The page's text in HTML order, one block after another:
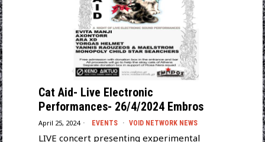
Cat Aid- Live Electronic
Performances- 26/4/2024 Embros
April 25, 2024 EVENTS · VOID NETWORK NEWS
LIVE concert presenting experimental